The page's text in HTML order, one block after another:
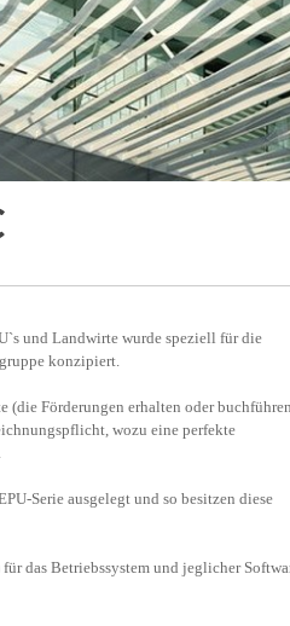
und Landwirte wurde speziell für die
konzipiert.
(die Förderungen erhalten oder
wozu eine perfekte
Serie ausgelegt und so besitzen diese
für das Betriebssystem und jeglicher